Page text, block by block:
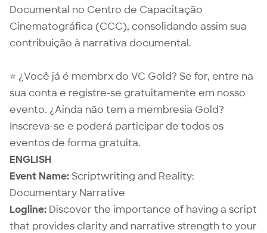
Documental no Centro de Capacitação
Cinematográfica (CCC), consolidando assim sua
contribuição à narrativa documental.
⭐ ¿Você já é membrx do VC Gold? Se for, entre na
sua conta e registre-se gratuitamente em nosso
evento. ¿Ainda não tem a membresia Gold?
Inscreva-se e poderá participar de todos os
eventos de forma gratuita.
ENGLISH
Event Name:Scriptwriting and Reality:
Documentary Narrative
Logline: Discover the importance of having a script
that provides clarity and narrative strength to your